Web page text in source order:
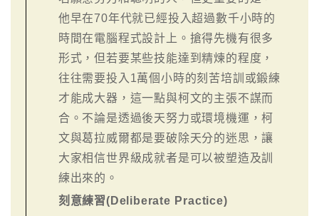
他早在70年代就已經投入超過數千小時的
時間在電腦程式設計上。搶得先機有很多
形式，但若要某些技能達到精煉的程度，
往往需要投入1萬個小時的刻苦培訓或鍛練
才能成大器，這一點與柯文的主張不謀而
合。不論是透過後天努力或環境機運，柯
文與葛拉威爾都是要破除天分的迷思，讓
大家相信世界級成就者是可以被塑造及訓
練出來的。
刻意練習(Deliberate Practice)